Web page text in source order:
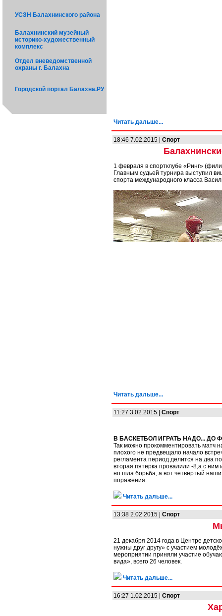
УСЗН Балахнинского района
Балахнинский музейный
историко-художественный
комплекс
Отдел вневедомственной
охраны г. Балахна
Городской портал Балахна.РУ
Читать дальше...
18:46 7.02.2015 | Спорт
1 февраля в спортклубе «Ринг»
Главным судьей турнира выступил
спорта международного класса
Читать дальше...
11:27 3.02.2015 | Спорт
В БАСКЕТБОЛ ИГРАТЬ НАДО... ДО
Так можно прокомментировать
плохого не предвещало начало
регламента период делится на два
вторая пятерка провалили -8,а с
но шла борьба, а вот четвертый
поражения.
Читать дальше...
13:38 2.02.2015 | Спорт
21 декабря 2014 года в Центре
нужны друг другу» с участием
мероприятии приняли участие
вида», всего 26 человек.
Читать дальше...
16:27 1.02.2015 | Спорт